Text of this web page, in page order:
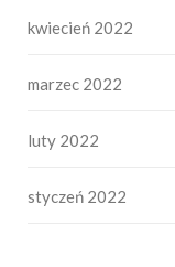
kwiecień 2022
marzec 2022
luty 2022
styczeń 2022